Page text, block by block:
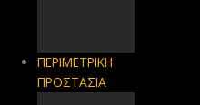
ΠΕΡΙΜΕΤΡΙΚΗ
ΠΡΟΣΤΑΣΙΑ